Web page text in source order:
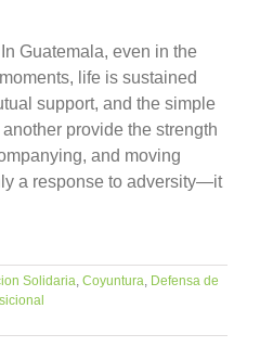
Guatemala, even in the
life is sustained
support, and the simple
provide the strength
and moving
a response to adversity—it
Solidaria, Coyuntura, Defensa de